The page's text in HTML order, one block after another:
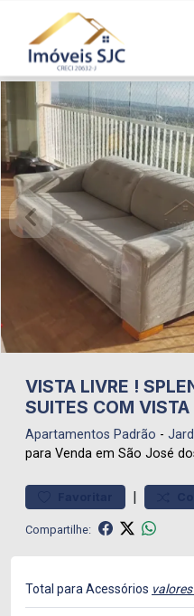
VISTA LIVRE !
SUITES COM VISTA
Apartamentos Padrão -
para Venda em São José
|
Compartilhe:
Total para Acessórios